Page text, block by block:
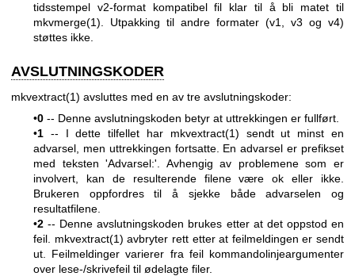
tidsstempel v2-format kompatibel fil klar til å bli matet til
mkvmerge(1) . Utpakking til andre formater (v1, v3 og v4)
støttes ikke.
AVSLUTNINGSKODER
mkvextract(1) avsluttes med en av tre avslutningskoder:
•0 -- Denne avslutningskoden betyr at uttrekkingen er fullført.
•1 -- I dette tilfellet har mkvextract(1) sendt ut minst en
advarsel, men uttrekkingen fortsatte. En advarsel er prefikset
med teksten 'Advarsel:'. Avhengig av problemene som er
involvert, kan de resulterende filene være ok eller ikke.
Brukeren oppfordres til å sjekke både advarselen og
resultatfilene.
•2 -- Denne avslutningskoden brukes etter at det oppstod en
feil. mkvextract(1) avbryter rett etter at feilmeldingen er sendt
ut. Feilmeldinger varierer fra feil kommandolinjeargumenter
over lese-/skrivefeil til ødelagte filer.